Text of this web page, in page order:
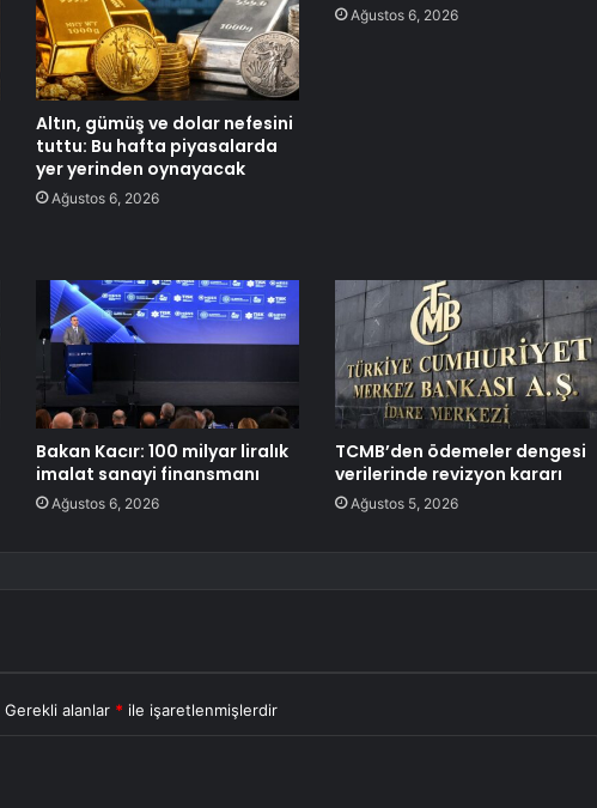
Altın, gümüş ve dolar nefesini
tuttu: Bu hafta piyasalarda
yer yerinden oynayacak
Ağustos 6, 2026
Ağustos 6, 2026
Bakan Kacır: 100 milyar liralık
imalat sanayi finansmanı
Ağustos 6, 2026
TCMB’den ödemeler dengesi
verilerinde revizyon kararı
Ağustos 5, 2026
Gerekli alanlar * ile işaretlenmişlerdir